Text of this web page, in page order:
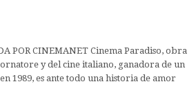
POR CINEMANET Cinema Paradiso, obra
y del cine italiano, ganadora de un
1989, es ante todo una historia de amor